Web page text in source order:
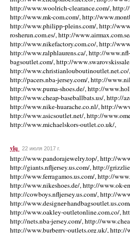
http://www.woolrich-clearance.com/,
http://www.mk-com.com/, http://
http://www.philipp-pleins.com/, http://
rosherun.com.es/, http://
http://www.nikefactory.com.co/, http://
http://www.ralphlaurens.ca/, http://
bagsoutlet.com/, http://
http://
http://pacers.nba-jersey.com/, http://
http://www.puma-shoes.de/, http://
http://www.cheap-baseballbats.us/, http://
http://www.nike-huarache.co.nl/, http://
http://www.asicsoutlet.net/, http://
http://www.michaelskors-outlet.co.uk/,
ylq 22 июля 2017 г.
http://www.pandorajewelry.top/, http://
http://giants.nfljersey.us.com/, http://
http://www.ferragamos.us.com/, http://
http://www.nikeshoes.de/, http://www.ok-
http://cowboys.nfljersey.us.com/, http://
http://www.designer-
http://www.oakley-outletonline.com.co/,
http://nets.nba-jersey.com/, http://
http://www.burberry-outlets.org.uk/, http://